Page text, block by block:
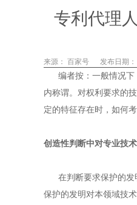
专利代理
来源： 百家号 发布日期：
编者按：一般情况下
内称谓。对权利要求的
定的特征存在时，如何
创造性判断中对专业技
在判断要求保护的发
保护的发明对本领域技